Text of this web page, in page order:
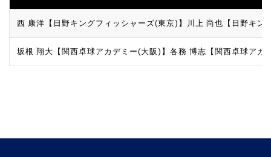
西 康洋【日野キングフィッシャーズ(東京)】 川上 尚也【日野キン
坂根 翔大【関西卓球アカデミー(大阪)】 各務 博志【関西卓球アカ